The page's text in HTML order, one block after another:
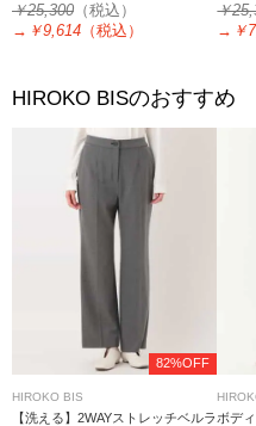
￥25,300 （税込）
→ ￥9,614 （税込）
￥
→ ￥
HIROKO BISのおすすめ
82%OFF
HIROKO BIS
【洗える】2WAYストレッチベルラ ボデ